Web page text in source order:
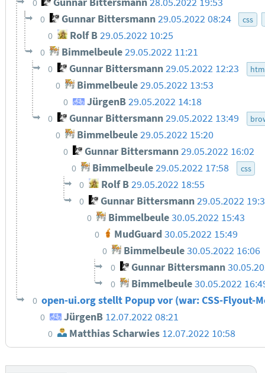
0 Gunnar Bittersmann 29.05.2022 08:24 css
0 Rolf B 29.05.2022 10:25
0 Bimmelbeule 29.05.2022 11:21
0 Gunnar Bittersmann29.05.2022 12:23
0 Bimmelbeule29.05.2022 13:53
0 JürgenB29.05.2022 14:18
0 Gunnar Bittersmann29.05.2022 13:49
0 Bimmelbeule29.05.2022 15:20
0 Gunnar Bittersmann29.05.2022 16:02
0 Bimmelbeule29.05.2022 17:58 css
0 Rolf B29.05.2022 18:55
0 Gunnar Bittersmann 29.05.2022
0 Bimmelbeule30.05.2022 15:43
0 MudGuard 30.05.2022 15:49
0 Bimmelbeule30.05.2022 16:06
0 Gunnar Bittersmann
0 Bimmelbeule30.05.2022
0 open-ui.org stellt Popup vor (war: CSS-Flyout-
0 JürgenB 12.07.2022 08:21
0 Matthias Scharwies 12.07.2022 10:58